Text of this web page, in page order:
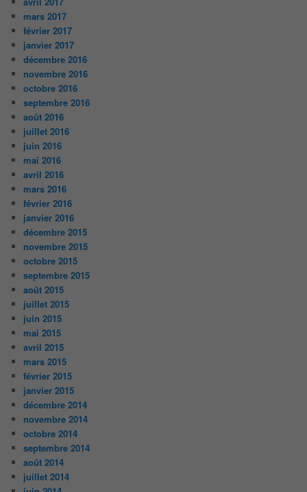
mars 2017
février 2017
janvier 2017
décembre 2016
novembre 2016
octobre 2016
septembre 2016
août 2016
juillet 2016
juin 2016
mai 2016
avril 2016
mars 2016
février 2016
janvier 2016
décembre 2015
novembre 2015
octobre 2015
septembre 2015
août 2015
juillet 2015
juin 2015
mai 2015
avril 2015
mars 2015
février 2015
janvier 2015
décembre 2014
novembre 2014
octobre 2014
septembre 2014
août 2014
juillet 2014